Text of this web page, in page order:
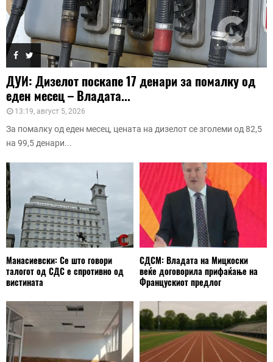
ДУИ: Дизелот поскапе 17 денари за помалку од
еден месец – Владата...
13:19, август 5, 2026
За помалку од еден месец, цената на дизелот се зголеми од 82,5
на 99,5 денари...
Манасиевски: Се што говори
талогот од СДС е спротивно од
вистината
СДСМ: Владата на Мицкоски
веќе договорила прифаќање на
Францускиот предлог